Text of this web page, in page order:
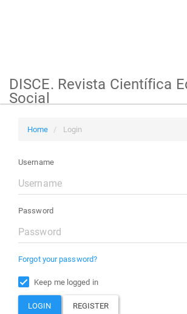
DISCE. Revista Científica
Social
Home Login
Username
Password
Forgot your password?
Keep me logged in
LOGIN REGISTER